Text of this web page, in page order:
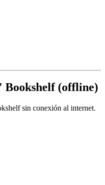
(offline)
sin conexión al internet.